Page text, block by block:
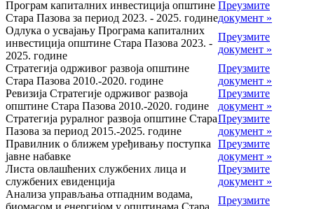
Програм капиталних инвестиција општине
Стара Пазова за период 2023. - 2025. године
Преузмите
документ »
Одлука о усвајању Програма капиталних
инвестиција општине Стара Пазова 2023. -
2025. године
Преузмите
документ »
Стратегија одрживог развоја општине
Стара Пазова 2010.-2020. године
Преузмите
документ »
Ревизија Стратегије одрживог развоја
општине Стара Пазова 2010.-2020. године
Преузмите
документ »
Стратегија руралног развоја општине Стара
Пазова за период 2015.-2025. године
Преузмите
документ »
Правилник о ближем уређивању поступка
јавне набавке
Преузмите
документ »
Листа овлашћених службених лица и
службених евиденција
Преузмите
документ »
Анализа управљања отпадним водама,
биомасом и енергијом у општинама Стара
Преузмите